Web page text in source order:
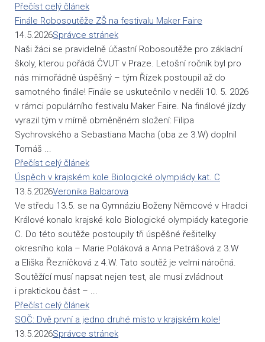
Přečíst celý článek
Finále Robosoutěže ZŠ na festivalu Maker Faire
14.5.2026Správce stránek
Naši žáci se pravidelně účastní Robosoutěže pro základní
školy, kterou pořádá ČVUT v Praze. Letošní ročník byl pro
nás mimořádně úspěšný – tým Řízek postoupil až do
samotného finále! Finále se uskutečnilo v neděli 10. 5. 2026
v rámci populárního festivalu Maker Faire. Na finálové jízdy
vyrazil tým v mírně obměněném složení: Filipa
Sychrovského a Sebastiana Macha (oba ze 3.W) doplnil
Tomáš ...
Přečíst celý článek
Úspěch v krajském kole Biologické olympiády kat. C
13.5.2026Veronika Balcarova
Ve středu 13.5. se na Gymnáziu Boženy Němcové v Hradci
Králové konalo krajské kolo Biologické olympiády kategorie
C. Do této soutěže postoupily tři úspěšné řešitelky
okresního kola – Marie Poláková a Anna Petrášová z 3.W
a Eliška Řezníčková z 4.W. Tato soutěž je velmi náročná.
Soutěžící musí napsat nejen test, ale musí zvládnout
i praktickou část – ...
Přečíst celý článek
SOČ: Dvě první a jedno druhé místo v krajském kole!
13.5.2026Správce stránek